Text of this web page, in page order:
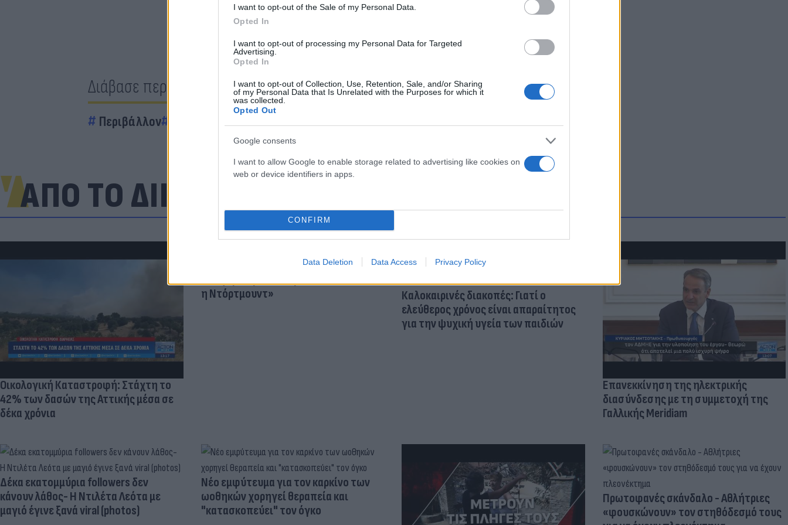
I want to opt-out of the Sale of my Personal Data.
Opted In
I want to opt-out of processing my Personal Data for Targeted
Advertising.
Opted In
I want to opt-out of Collection, Use, Retention, Sale, and/or Sharing
of my Personal Data that Is Unrelated with the Purposes for which it
was collected.
Opted Out
Google consents
I want to allow Google to enable storage related to advertising like cookies on
web or device identifiers in apps.
CONFIRM
Data Deletion Data Access Privacy Policy
Διάβασε περισσότερα
Περιβάλλον κόμμα για τα ζώα
ΑΠΟ ΤΟ ΔΙΚΤΥΟ
Οικολογική Καταστροφή: Στάχτη το
42% των δασών της Αττικής μέσα σε
δέκα χρόνια
«Στην pole position για Κωνσταντέλια
η Ντόρτμουντ»
Καλοκαιρινές διακοπές: Γιατί ο
ελεύθερος χρόνος είναι απαραίτητος
για την ψυχική υγεία των παιδιών
Επανεκκίνηση της ηλεκτρικής
διασύνδεσης με τη συμμετοχή της
Γαλλικής Meridiam
Δέκα εκατομμύρια followers δεν
κάνουν λάθος- Η Ντιλέτα Λεότα με
μαγιό έγινε ξανά viral (photos)
Νέο εμφύτευμα για τον καρκίνο των
ωοθηκών χορηγεί θεραπεία και
"κατασκοπεύει" τον όγκο
Πρωτοφανές σκάνδαλο - Aθλήτριες
«φουσκώνουν» τον στηθόδεσμό τους